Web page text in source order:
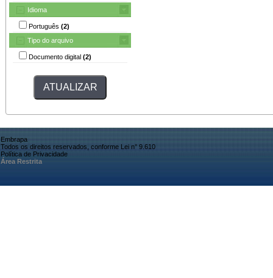
Idioma
Português (2)
Tipo do arquivo
Documento digital (2)
Embrapa
Todos os direitos reservados, conforme Lei n° 9.610
Política de Privacidade
Área Restrita